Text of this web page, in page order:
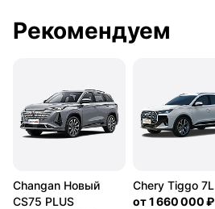
Рекомендуем
Changan Новый
CS75 PLUS
Chery Tiggo 7L
от1 660 000 ₽